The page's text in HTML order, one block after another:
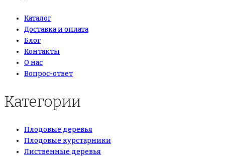
Каталог
Доставка и оплата
Блог
Контакты
О нас
Вопрос-ответ
Категории
Плодовые деревья
Плодовые курстарники
Лиственные деревья